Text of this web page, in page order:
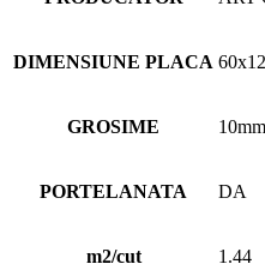
DIMENSIUNE PLACA
GROSIME 10mm
PORTELANATA DA
m2/cut 1.44